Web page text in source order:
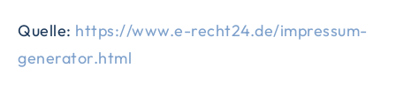
Quelle: https://www.e-recht24.de/impressum-
generator.html